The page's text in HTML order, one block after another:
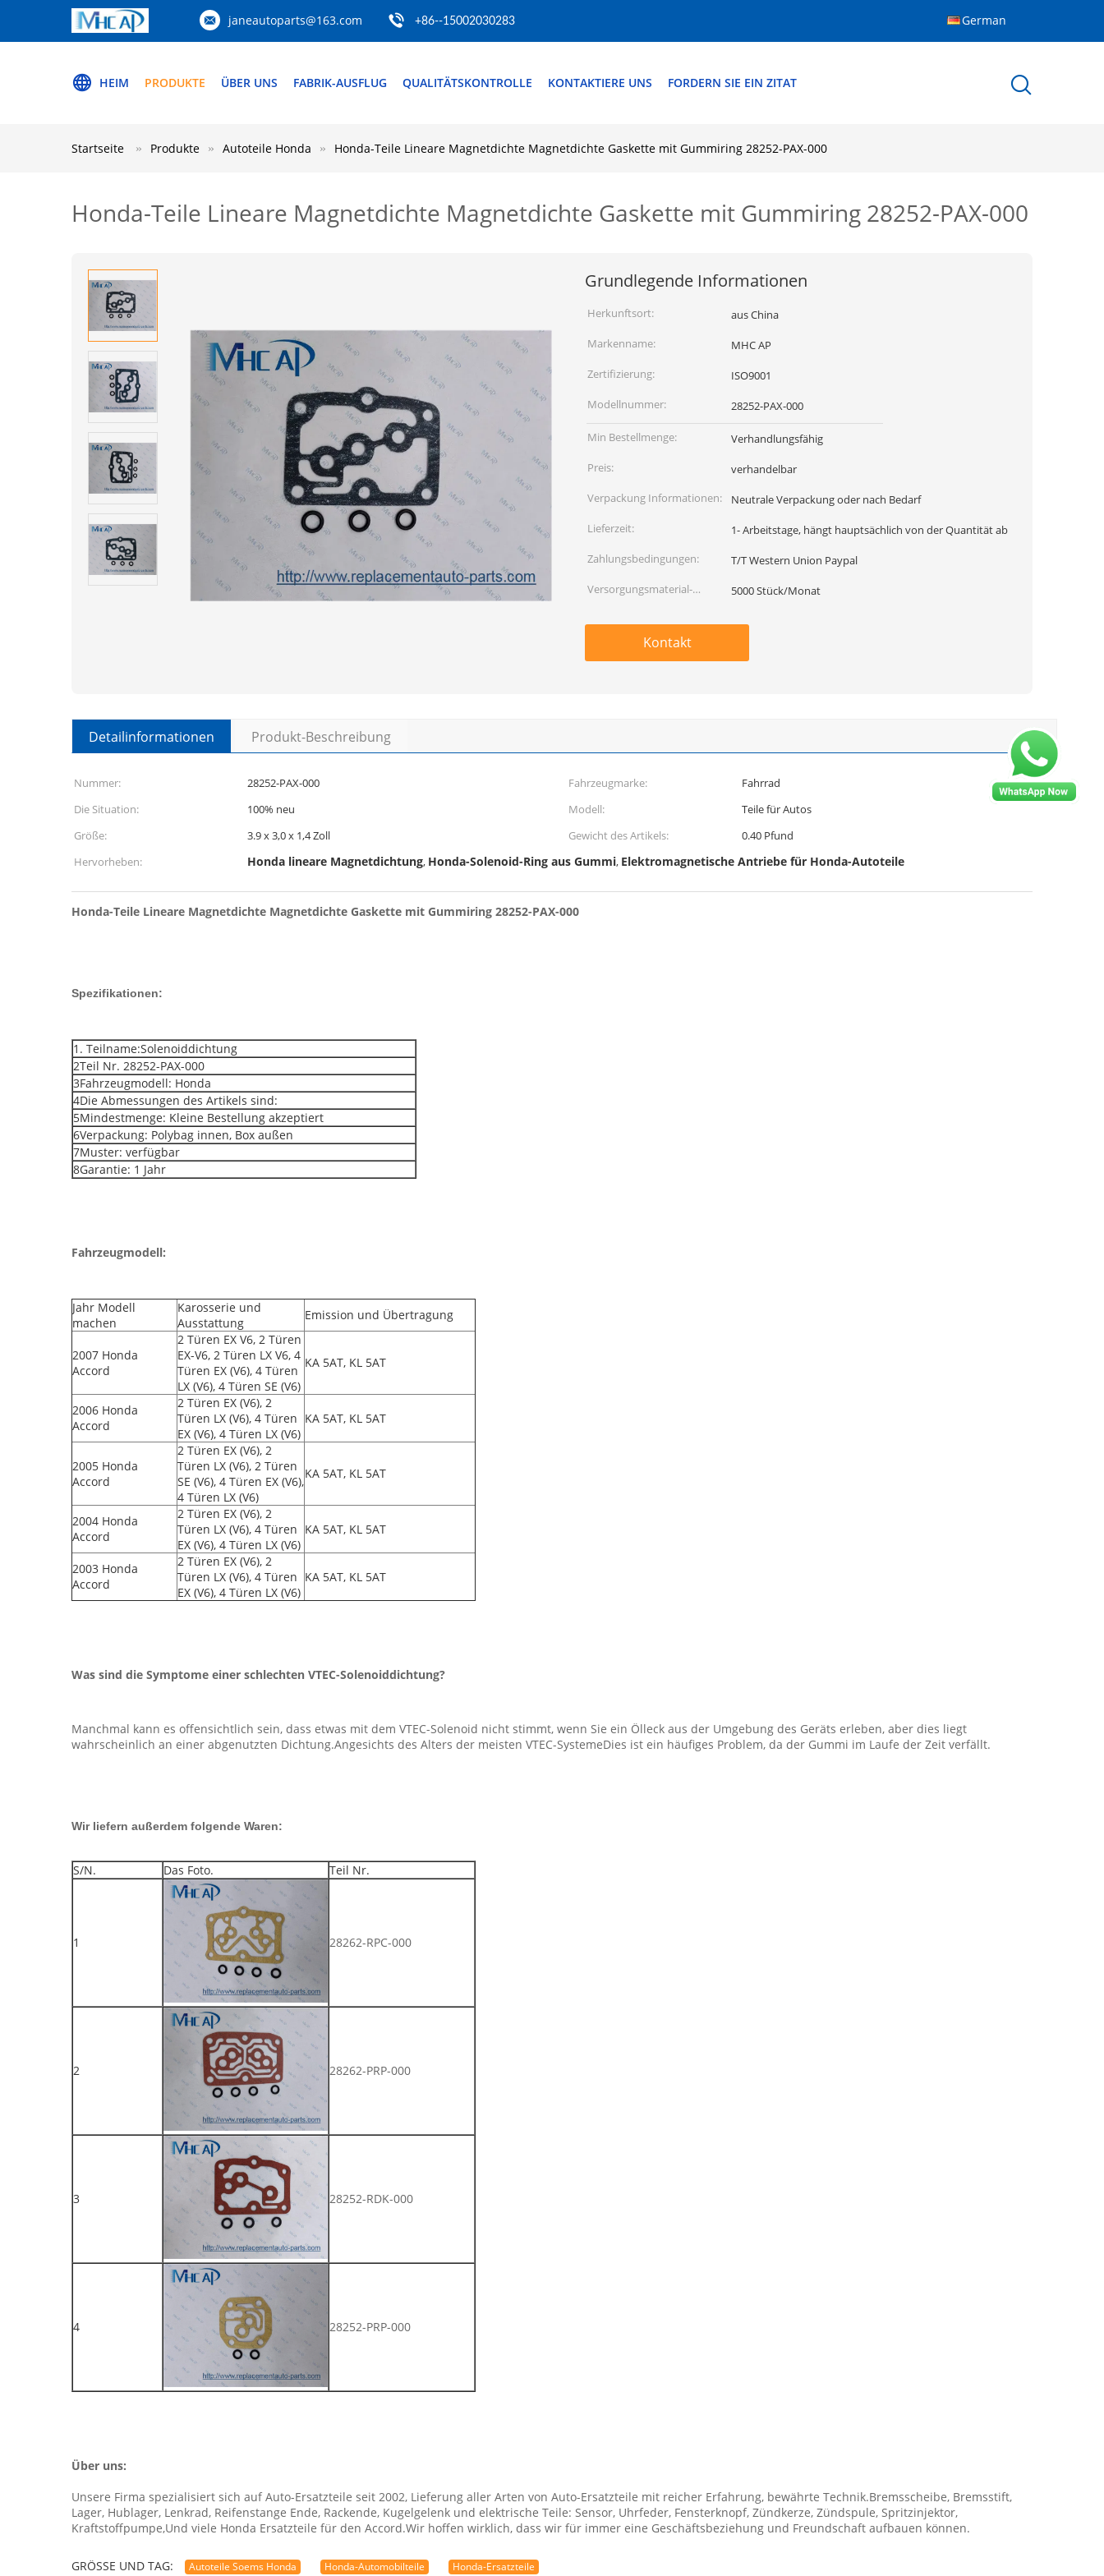
janeautoparts@163.com +86--15002030283 German
HEIM PRODUKTE ÜBER UNS FABRIK-AUSFLUG QUALITÄTSKONTROLLE KONTAKTIERE UNS FORDERN SIE EIN ZITAT
Startseite Produkte Autoteile Honda Honda-Teile Lineare Magnetdichte Magnetdichte Gaskette mit Gummiring 28252-PAX-000
Honda-Teile Lineare Magnetdichte Magnetdichte Gaskette mit Gummiring 28252-PAX-000
Grundlegende Informationen
Herkunftsort:
aus China
Markenname:
MHC AP
Zertifizierung:
ISO9001
Modellnummer:
28252-PAX-000
Min Bestellmenge:
Verhandlungsfähig
Preis:
verhandelbar
Verpackung Informationen:
Neutrale Verpackung oder nach Bedarf
Lieferzeit:
1- Arbeitstage, hängt hauptsächlich von der Quantität ab
Zahlungsbedingungen:
T/T Western Union Paypal
Versorgungsmaterial-
5000 Stück/Monat
Kontakt
Detailinformationen Produkt-Beschreibung
Nummer: 28252-PAX-000 Fahrzeugmarke:
Fahrrad
Die Situation:
100% neu Modell:
Teile für Autos
Größe:
3.9 x 3,0 x 1,4 Zoll Gewicht des Artikels:
0.40 Pfund
Hervorheben:
Honda lineare Magnetdichtung, Honda-Solenoid-Ring aus Gummi, Elektromagnetische Antriebe für Honda-Autoteile
Honda-Teile Lineare Magnetdichte Magnetdichte Gaskette mit Gummiring 28252-PAX-000
Spezifikationen:
1. Teilname:Solenoiddichtung
2Teil Nr. 28252-PAX-000
3Fahrzeugmodell: Honda
4Die Abmessungen des Artikels sind:
5Mindestmenge: Kleine Bestellung akzeptiert
6Verpackung: Polybag innen, Box außen
7Muster: verfügbar
8Garantie: 1 Jahr
Fahrzeugmodell:
Jahr Modell
machen
Karosserie und
Ausstattung
Emission und Übertragung
2007 Honda
Accord
2 Türen EX V6, 2 Türen
EX-V6, 2 Türen LX V6, 4
Türen EX (V6), 4 Türen
LX (V6), 4 Türen SE (V6)
KA 5AT, KL 5AT
2006 Honda
Accord
2 Türen EX (V6), 2
Türen LX (V6), 4 Türen
EX (V6), 4 Türen LX (V6)
KA 5AT, KL 5AT
2005 Honda
Accord
2 Türen EX (V6), 2
Türen LX (V6), 2 Türen
SE (V6), 4 Türen EX (V6),
4 Türen LX (V6)
KA 5AT, KL 5AT
2004 Honda
Accord
2 Türen EX (V6), 2
Türen LX (V6), 4 Türen
EX (V6), 4 Türen LX (V6)
KA 5AT, KL 5AT
2003 Honda
Accord
2 Türen EX (V6), 2
Türen LX (V6), 4 Türen
EX (V6), 4 Türen LX (V6)
KA 5AT, KL 5AT
Was sind die Symptome einer schlechten VTEC-Solenoiddichtung?
Manchmal kann es offensichtlich sein, dass etwas mit dem VTEC-Solenoid nicht stimmt, wenn Sie ein Ölleck aus der Umgebung des Geräts erleben, aber dies liegt
wahrscheinlich an einer abgenutzten Dichtung.Angesichts des Alters der meisten VTEC-SystemeDies ist ein häufiges Problem, da der Gummi im Laufe der Zeit verfällt.
Wir liefern außerdem folgende Waren:
S/N. Das Foto. Teil Nr.
1 28262-RPC-000
2 28262-PRP-000
3 28252-RDK-000
4 28252-PRP-000
Über uns:
Unsere Firma spezialisiert sich auf Auto-Ersatzteile seit 2002, Lieferung aller Arten von Auto-Ersatzteile mit reicher Erfahrung, bewährte Technik.Bremsscheibe, Bremsstift,
Lager, Hublager, Lenkrad, Reifenstange Ende, Rackende, Kugelgelenk und elektrische Teile: Sensor, Uhrfeder, Fensterknopf, Zündkerze, Zündspule, Spritzinjektor,
Kraftstoffpumpe,Und viele Honda Ersatzteile für den Accord.Wir hoffen wirklich, dass wir für immer eine Geschäftsbeziehung und Freundschaft aufbauen können.
GRÖSSE UND TAG: Autoteile Soems Honda Honda-Automobilteile Honda-Ersatzteile